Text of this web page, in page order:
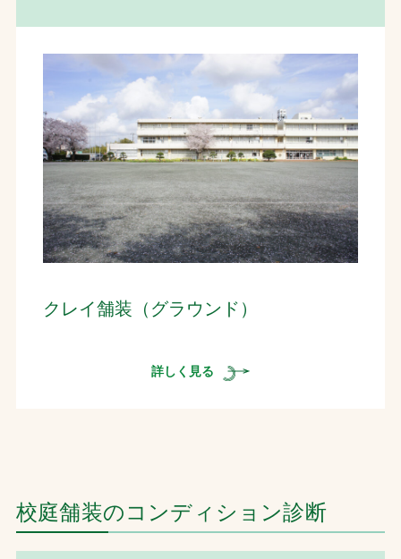
クレイ舗装（グラウンド）
詳しく見る
校庭舗装のコンディション診断